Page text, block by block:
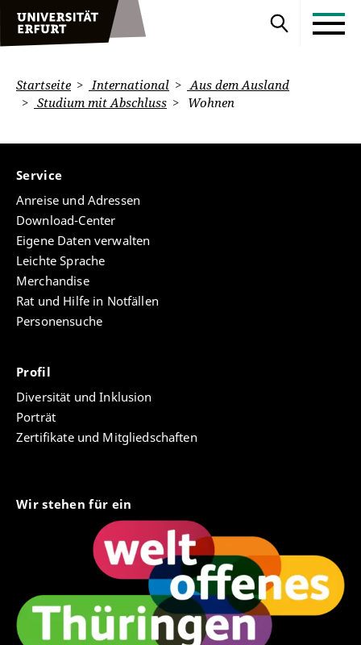
Startseite International
Aus dem Ausland
Studium mit Abschluss
Wohnen
Service
Anreise und Adressen
Download-Center
Eigene Daten verwalten
Leichte Sprache
Merchandise
Rat und Hilfe in Notfällen
Personensuche
Profil
Diversität und Inklusion
Porträt
Zertifikate und Mitgliedschaften
Wir stehen für ein